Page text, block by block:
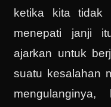
ketika kita tidak
menepati janji
ajarkan untuk
suatu kesalahan